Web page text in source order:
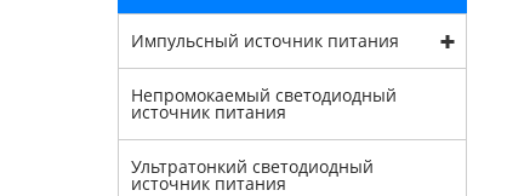
Импульсный источник питания
Непромокаемый светодиодный
источник питания
Ультратонкий светодиодный
источник питания